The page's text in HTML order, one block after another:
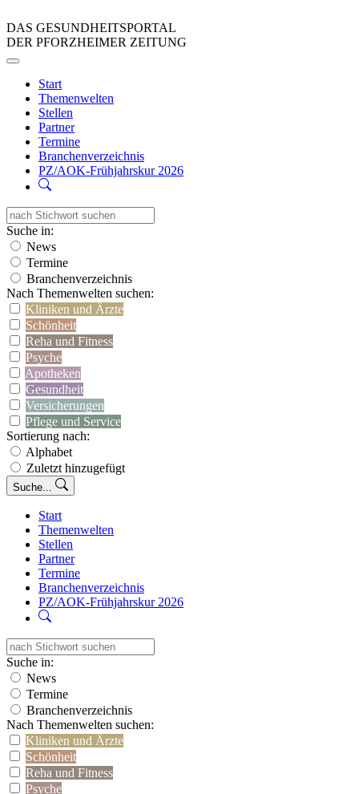
DAS GESUNDHEITSPORTAL
DER PFORZHEIMER ZEITUNG
Start
Themenwelten
Stellen
Partner
Termine
Branchenverzeichnis
PZ/AOK-Frühjahrskur 2026
Suche in:
News
Termine
Branchenverzeichnis
Nach Themenwelten suchen:
Kliniken und Ärzte
Schönheit
Reha und Fitness
Psyche
Apotheken
Gesundheit
Versicherungen
Pflege und Service
Sortierung nach:
Alphabet
Zuletzt hinzugefügt
Suche...
Start
Themenwelten
Stellen
Partner
Termine
Branchenverzeichnis
PZ/AOK-Frühjahrskur 2026
Suche in:
News
Termine
Branchenverzeichnis
Nach Themenwelten suchen:
Kliniken und Ärzte
Schönheit
Reha und Fitness
Psyche